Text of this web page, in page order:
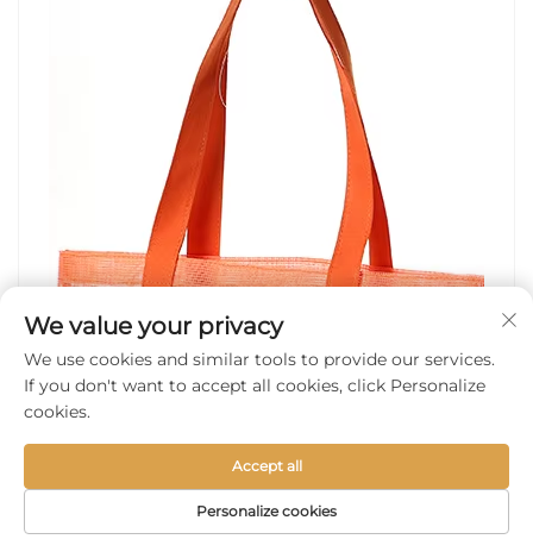
We value your privacy
We use cookies and similar tools to provide our services.
If you don't want to accept all cookies, click Personalize
cookies.
Personalize cookies
Accept all